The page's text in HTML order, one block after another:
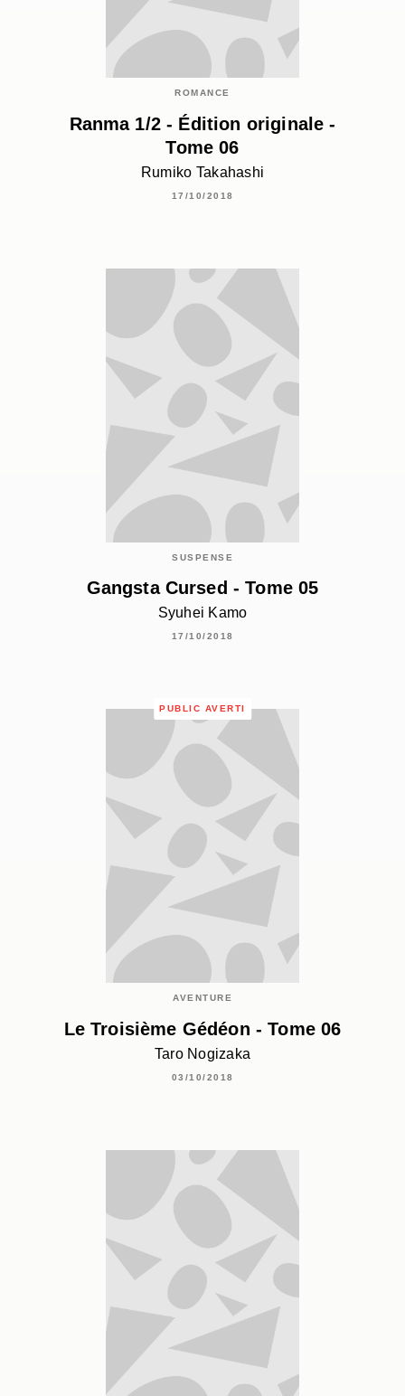
ROMANCE
Ranma 1/2 - Édition originale -
Tome 06
Rumiko Takahashi
17/10/2018
SUSPENSE
Gangsta Cursed - Tome 05
Syuhei Kamo
17/10/2018
PUBLIC AVERTI
AVENTURE
Le Troisième Gédéon - Tome 06
Taro Nogizaka
03/10/2018